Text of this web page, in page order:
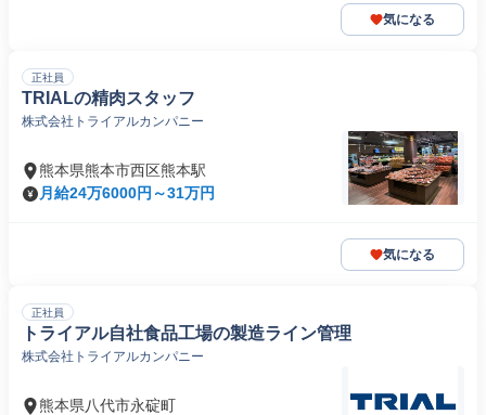
気になる
正社員
TRIALの精肉スタッフ
株式会社トライアルカンパニー
熊本県熊本市西区熊本駅
月給24万6000円～31万円
気になる
正社員
トライアル自社食品工場の製造ライン管理
株式会社トライアルカンパニー
熊本県八代市永碇町